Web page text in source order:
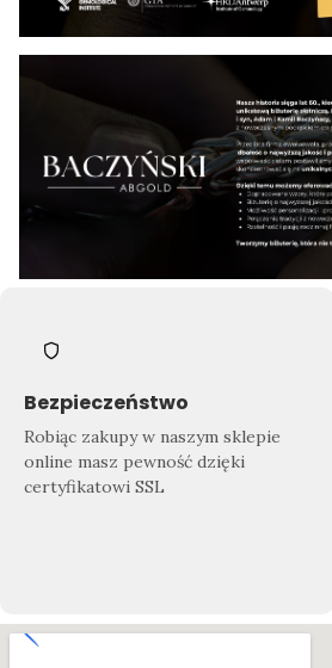
Bezpieczeństwo
Robiąc zakupy w naszym sklepie
online masz pewność dzięki
certyfikatowi SSL